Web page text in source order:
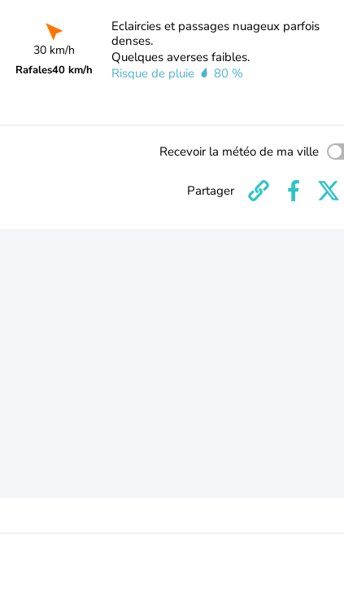
30 km/h
Rafales40 km/h
Eclaircies et passages nuageux parfois
denses.
Quelques averses faibles.
Risque de pluie
80 %
Recevoir la météo de ma ville
Partager